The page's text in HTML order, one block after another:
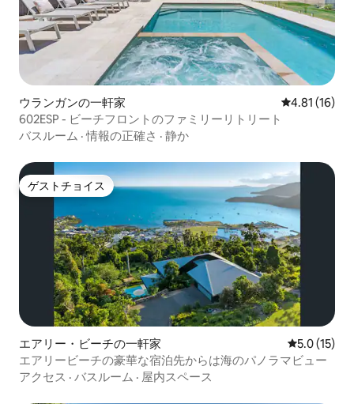
ウランガンの一軒家 レビュー16
4.81 (16)
602ESP - ビーチフロントのファミリーリトリート
バスルーム ·情報の正確さ · 静か
ゲストチョイス
ゲストチョイス
エアリー・ビーチの一軒家 レビュー15
5.0 (15)
エアリービーチの豪華な宿泊先からは海のパノラマビュー
アクセス · バスルーム · 屋内スペース